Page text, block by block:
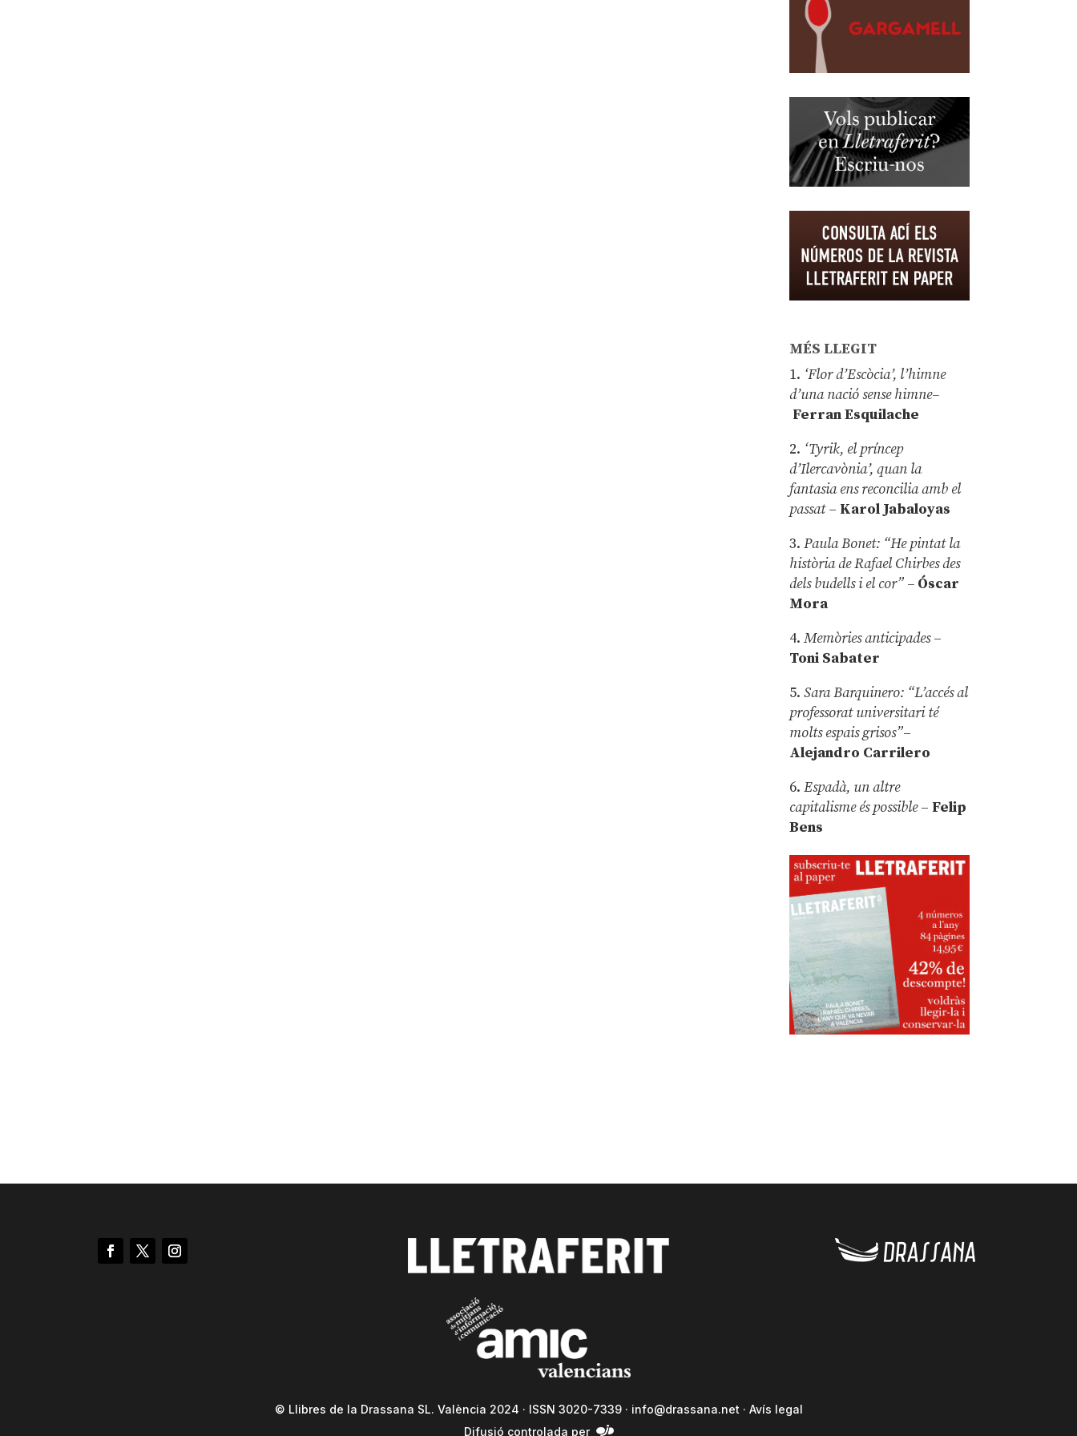
MÉS LLEGIT
1. ‘Flor d’Escòcia’, l’himne
d’una nació sense himne–
Ferran Esquilache
2. ‘Tyrik, el príncep
d’Ilercavònia’, quan la
fantasia ens reconcilia amb el
passat– Karol Jabaloyas
3.Paula Bonet: “He pintat la
història de Rafael Chirbes des
dels budells i el cor” – Óscar
Mora
4.Memòries anticipades–
Toni Sabater
5.Sara Barquinero: “L’accés al
professorat universitari té
molts espais grisos”–
Alejandro Carrilero
6.Espadà, un altre
capitalisme és possible – Felip
Bens
© Llibres de la Drassana SL. València 2024 · ISSN 3020-7339 · info@drassana.net · Avís legal
Difusió controlada per